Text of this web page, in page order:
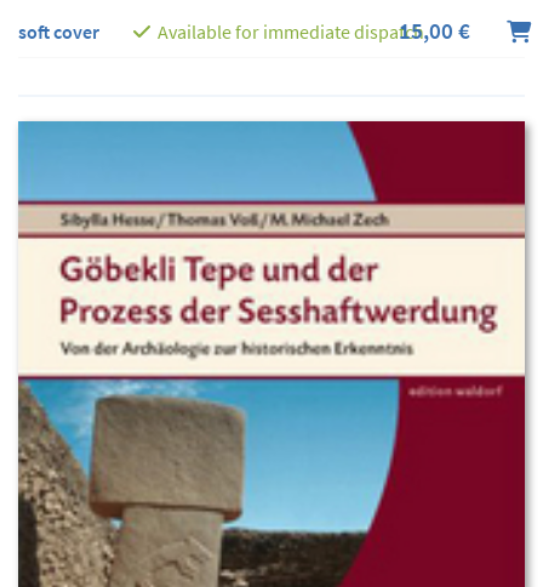
soft cover Available for immediate dispatch15,00 €